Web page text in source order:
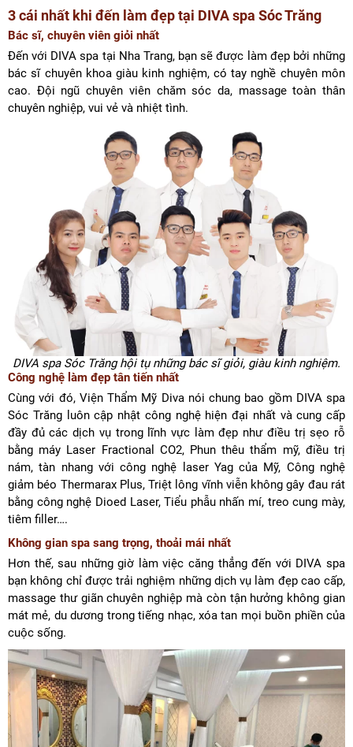
3 cái nhất khi đến làm đẹp tại DIVA spa Sóc Trăng
Bác sĩ, chuyên viên giỏi nhất
Đến với DIVA spa tại Nha Trang, bạn sẽ được làm đẹp bởi những
bác sĩ chuyên khoa giàu kinh nghiệm, có tay nghề chuyên môn
cao. Đội ngũ chuyên viên chăm sóc da, massage toàn thân
chuyên nghiệp, vui vẻ và nhiệt tình.
DIVA spa Sóc Trăng hội tụ những bác sĩ giỏi, giàu kinh nghiệm.
Công nghệ làm đẹp tân tiến nhất
Cùng với đó, Viện Thẩm Mỹ Diva nói chung bao gồm DIVA spa
Sóc Trăng luôn cập nhật công nghệ hiện đại nhất và cung cấp
đầy đủ các dịch vụ trong lĩnh vực làm đẹp như điều trị sẹo rỗ
bằng máy Laser Fractional CO2, Phun thêu thẩm mỹ, điều trị
nám, tàn nhang với công nghệ laser Yag của Mỹ, Công nghệ
giảm béo Thermarax Plus, Triệt lông vĩnh viễn không gây đau rát
bằng công nghệ Dioed Laser, Tiểu phẫu nhấn mí, treo cung mày,
tiêm filler….
Không gian spa sang trọng, thoải mái nhất
Hơn thế, sau những giờ làm việc căng thẳng đến với DIVA spa
bạn không chỉ được trải nghiệm những dịch vụ làm đẹp cao cấp,
massage thư giãn chuyên nghiệp mà còn tận hưởng không gian
mát mẻ, du dương trong tiếng nhạc, xóa tan mọi buồn phiền của
cuộc sống.